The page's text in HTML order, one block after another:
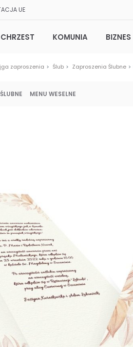
UE
CHRZEST KOMUNIA BIZNES
zaproszenia Ślub Zaproszenia Ślubne
MENU WESELNE